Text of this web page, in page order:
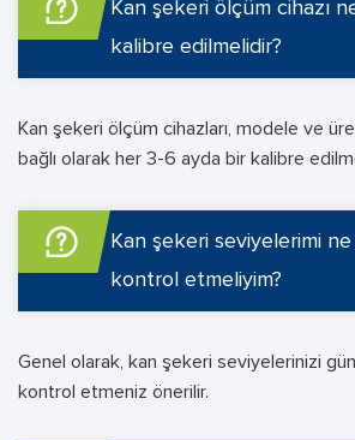
Kan şekeri ölçüm cihazı
kalibre edilmelidir?
Kan şekeri ölçüm cihazları, modele ve
bağlı olarak her 3-6 ayda bir kalibre
Kan şekeri seviyelerimi ne
kontrol etmeliyim?
Genel olarak, kan şekeri seviyelerinizi
kontrol etmeniz önerilir.